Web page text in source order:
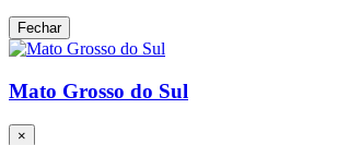
Fechar
Mato Grosso do Sul
×